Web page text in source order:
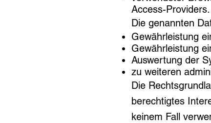
Access-Providers.
Die genannten
Gewährleistung
Gewährleistung
Auswertung der
zu weiteren
Die
berechtigtes
keinem Fall